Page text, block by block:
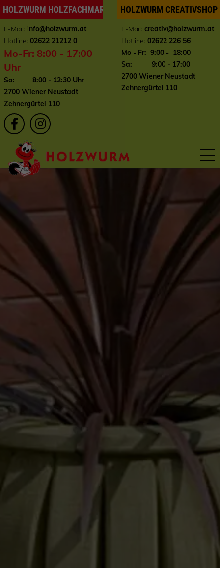
HOLZWURM HOLZFACHMARKT
E-Mail: info@holzwurm.at
Hotline: 02622 21212 0
Mo-Fr: 8:00 - 17:00
Uhr
Sa: 8:00 - 12:30 Uhr
2700 Wiener Neustadt
Zehnergürtel 110
HOLZWURM CREATIVSHOP
E-Mail: creativ@holzwurm.at
Hotline: 02622 226 56
Mo - Fr: 9:00 - 18:00
Sa: 9:00 - 17:00
2700 Wiener Neustadt
Zehnergürtel 110